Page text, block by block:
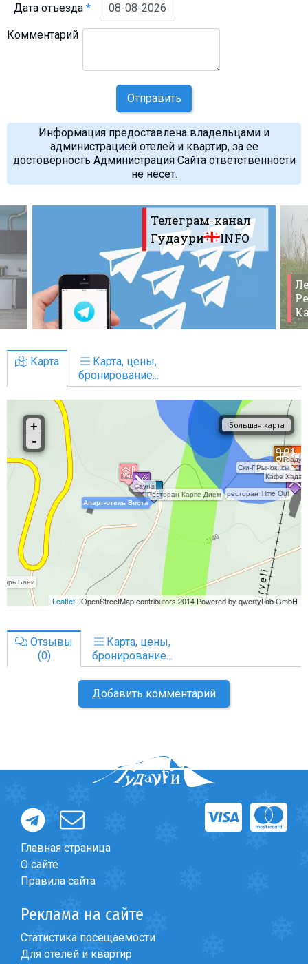
Дата отъезда*
Комментарий
Отправить
Информация предоставлена владельцами и
администрацией отелей и квартир, за ее
достоверность Администрация Сайта ответственности
не несет.
Телеграм-канал
Гудаури
INFO
Карта
Карта, цены,
бронирование...
Отзывы
(0)
Карта, цены,
бронирование...
Добавить комментарий
Главная страница
О сайте
Правила сайта
Реклама на сайте
Статистика посещаемости
Для отелей и квартир